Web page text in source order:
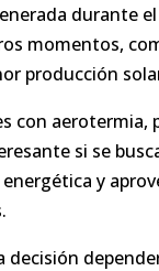
durante
momentos,
producción
con aerotermia,
si se
y
decisión